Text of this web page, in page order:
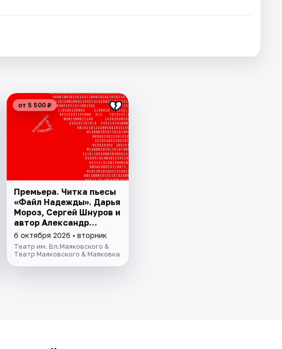
от 5 500 ₽
Премьера. Читка пьесы
«Файл Надежды». Дарья
Мороз, Сергей Шнуров и
автор Александр
Цыпкин.
6 октября 2026 • вторник
Театр им. Вл.Маяковского &
Театр Маяковского & Маяковка